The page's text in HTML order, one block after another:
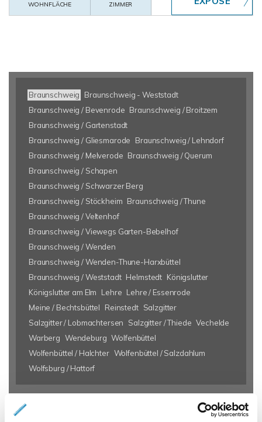
WOHNFLÄCHE
ZIMMER
Braunschweig
Braunschweig - Weststadt
Braunschweig / Bevenrode Braunschweig / Broitzem
Braunschweig / Gartenstadt
Braunschweig / Gliesmarode
Braunschweig / Lehndorf
Braunschweig / Melverode Braunschweig / Querum
Braunschweig / Schapen
Braunschweig / Schwarzer Berg
Braunschweig / Stöckheim Braunschweig / Thune
Braunschweig / Veltenhof
Braunschweig / Viewegs Garten-Bebelhof
Braunschweig / Wenden
Braunschweig / Wenden-Thune-Harxbüttel
Braunschweig / Weststadt Helmstedt Königslutter
Königslutter am Elm
Lehre Lehre / Essenrode
Meine / Bechtsbüttel
Reinstedt Salzgitter
Salzgitter / Lobmachtersen
Salzgitter / Thiede Vechelde
Warberg Wendeburg Wolfenbüttel
Wolfenbüttel / Halchter Wolfenbüttel / Salzdahlum
Wolfsburg / Hattorf
Immo